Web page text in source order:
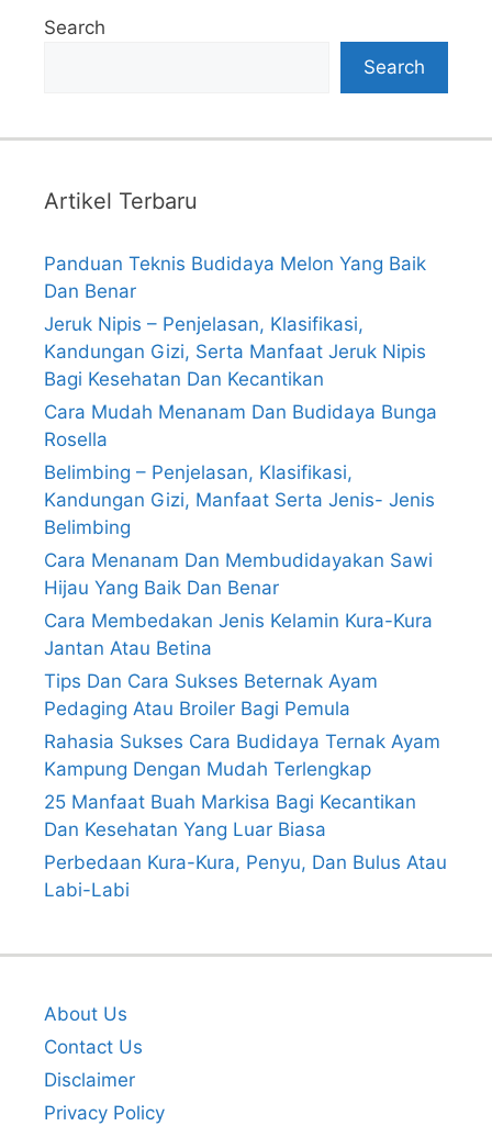
Search
Search
Artikel Terbaru
Panduan Teknis Budidaya Melon Yang Baik
Dan Benar
Jeruk Nipis – Penjelasan, Klasifikasi,
Kandungan Gizi, Serta Manfaat Jeruk Nipis
Bagi Kesehatan Dan Kecantikan
Cara Mudah Menanam Dan Budidaya Bunga
Rosella
Belimbing – Penjelasan, Klasifikasi,
Kandungan Gizi, Manfaat Serta Jenis- Jenis
Belimbing
Cara Menanam Dan Membudidayakan Sawi
Hijau Yang Baik Dan Benar
Cara Membedakan Jenis Kelamin Kura-Kura
Jantan Atau Betina
Tips Dan Cara Sukses Beternak Ayam
Pedaging Atau Broiler Bagi Pemula
Rahasia Sukses Cara Budidaya Ternak Ayam
Kampung Dengan Mudah Terlengkap
25 Manfaat Buah Markisa Bagi Kecantikan
Dan Kesehatan Yang Luar Biasa
Perbedaan Kura-Kura, Penyu, Dan Bulus Atau
Labi-Labi
About Us
Contact Us
Disclaimer
Privacy Policy